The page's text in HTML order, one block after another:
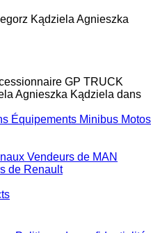
Kądziela Agnieszka
GP TRUCK
Agnieszka Kądziela dans
Équipements Minibus Motos
Vendeurs de MAN
de Renault